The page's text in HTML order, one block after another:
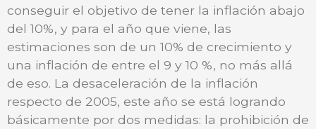
conseguir el objetivo de tener la inflación abajo
del 10%, y para el año que viene, las
estimaciones son de un 10% de crecimiento y
una inflación de entre el 9 y 10 %, no más allá
de eso. La desaceleración de la inflación
respecto de 2005, este año se está logrando
básicamente por dos medidas: la prohibición de